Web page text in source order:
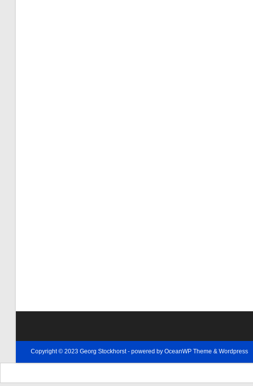
Copyright © 2023 Georg Stockhorst - powered by OceanWP Theme & Wordpress